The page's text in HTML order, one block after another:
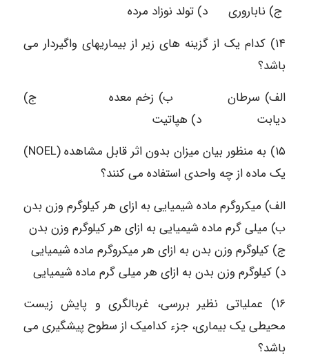
ج) ناباروری د) تولد نوزاد مرده
۱۴) کدام یک از گزینه های زیر از بیماریهای واگیردار می
باشد؟
الف) سرطان ب) زخم معده ج)
دیابت د) هپاتیت
۱۵) به منظور بیان میزان بدون اثر قابل مشاهده (NOEL)
یک ماده از چه واحدی استفاده می کنند؟
الف) میکروگرم ماده شیمیایی به ازای هر کیلوگرم وزن بدن
ب) میلی گرم ماده شیمیایی به ازای هر کیلوگرم وزن بدن
ج) کیلوگرم وزن بدن به ازای هر میکروگرم ماده شیمیایی
د) کیلوگرم وزن بدن به ازای هر میلی گرم ماده شیمیایی
۱۶) عملیاتی نظیر بررسی، غربالگری و پایش زیست
محیطی یک بیماری، جزء کدامیک از سطوح پیشگیری می
باشد؟